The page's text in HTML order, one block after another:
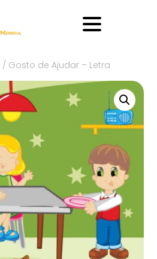
/ Gosto de Ajudar – Letra